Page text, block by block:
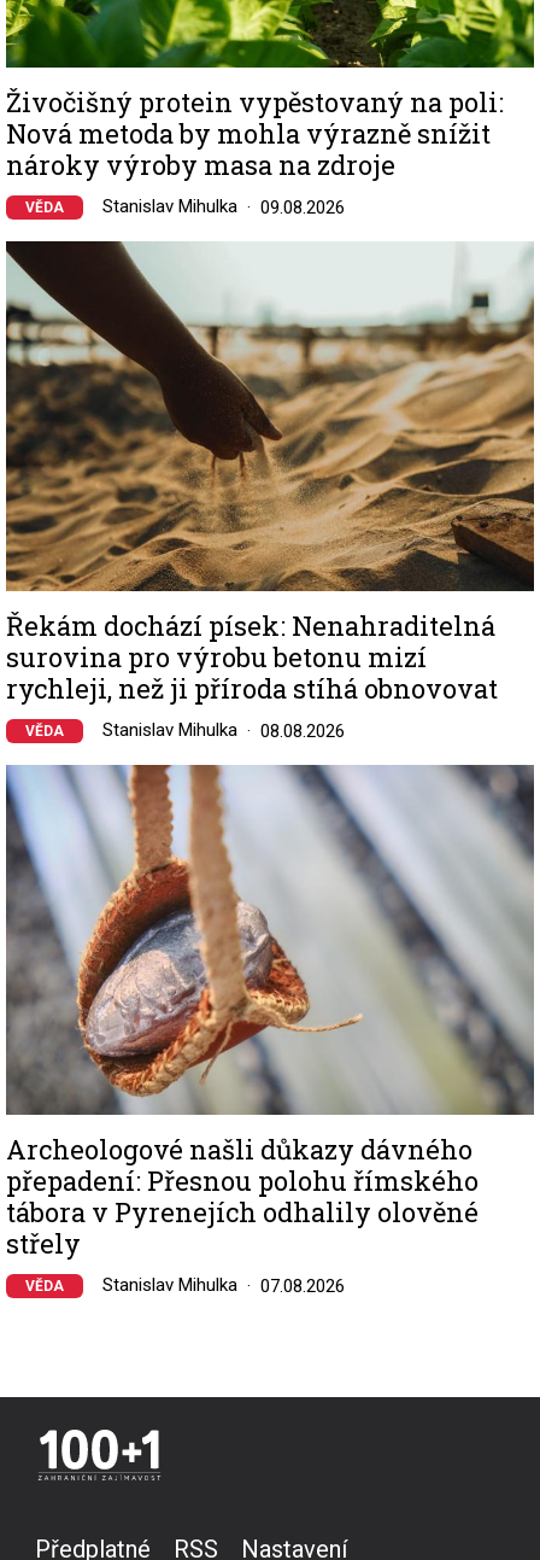
Živočišný protein vypěstovaný na poli:
Nová metoda by mohla výrazně snížit
nároky výroby masa na zdroje
VĚDA Stanislav Mihulka 09.08.2026
Image
Řekám dochází písek: Nenahraditelná
surovina pro výrobu betonu mizí
rychleji, než ji příroda stíhá obnovovat
VĚDA Stanislav Mihulka 08.08.2026
Image
Archeologové našli důkazy dávného
přepadení: Přesnou polohu římského
tábora v Pyrenejích odhalily olověné
střely
VĚDA Stanislav Mihulka 07.08.2026
Předplatné RSS Nastavení